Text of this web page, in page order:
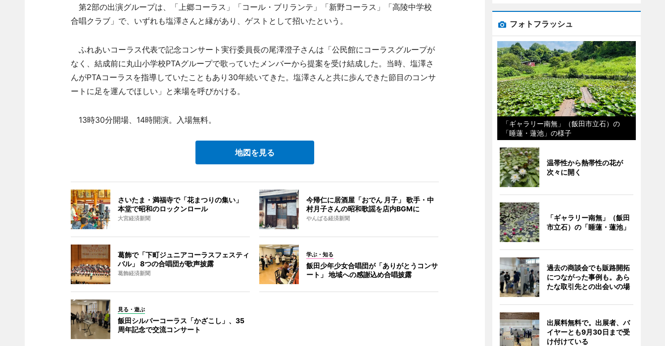
第2部の出演グループは、「上郷コーラス」「コール・ブリランテ」「新野コーラス」「高陵中学校
合唱クラブ」で、いずれも塩澤さんと縁があり、ゲストとして招いたという。
ふれあいコーラス代表で記念コンサート実行委員長の尾澤澄子さんは「公民館にコーラスグループが
なく、結成前に丸山小学校PTAグループで歌っていたメンバーから提案を受け結成した。当時、塩澤さ
んがPTAコーラスを指導していたこともあり30年続いてきた。塩澤さんと共に歩んできた節目のコンサ
ートに足を運んでほしい」と来場を呼びかける。
13時30分開場、14時開演。入場無料。
地図を見る
さいたま・満福寺で「花まつりの集い」
本堂で昭和のロックンロール
大宮経済新聞
今帰仁に居酒屋「おでん 月子」 歌手・中
村月子さんの昭和歌謡を店内BGMに
やんばる経済新聞
葛飾で「下町ジュニアコーラスフェスティ
バル」 8つの合唱団が歌声披露
葛飾経済新聞
学ぶ・知る
飯田少年少女合唱団が「ありがとうコンサ
ート」 地域への感謝込め合唱披露
見る・遊ぶ
飯田シルバーコーラス「かざこし」、35
周年記念で交流コンサート
フォトフラッシュ
「ギャラリー南無」（飯田市立石）の
「睡蓮・蓮池」の様子
温帯性から熱帯性の花が
次々に開く
「ギャラリー南無」（飯田
市立石）の「睡蓮・蓮池」
過去の商談会でも販路開拓
につながった事例も。あら
たな取引先との出会いの場
出展料無料で。出展者、バ
イヤーとも9月30日まで受
け付けている